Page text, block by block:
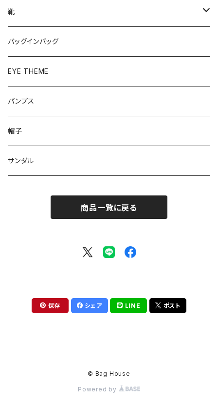
靴
パンプス
ベーシック
ローファー
ブーツ
バッグインバッグ
EYE THEME
パンプス
帽子
サンダル
商品一覧に戻る
保存 シェア LINE ポスト
© Bag House
Powered by